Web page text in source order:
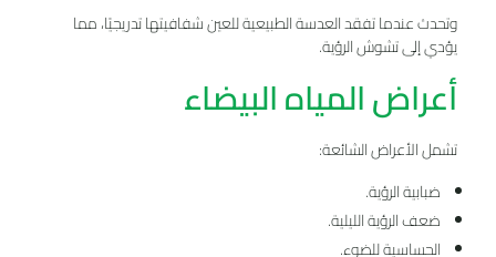
وتحدث عندما تفقد العدسة الطبيعية للعين شفافيتها تدريجيًا، مما
يؤدي إلى تشوش الرؤية.
أعراض المياه البيضاء
تشمل الأعراض الشائعة:
ضبابية الرؤية.
ضعف الرؤية الليلية.
الحساسية للضوء.